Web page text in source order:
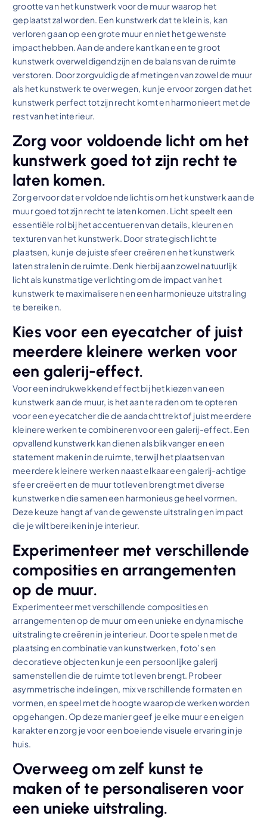
grootte van het kunstwerk voor de muur waarop het
geplaatst zal worden. Een kunstwerk dat te klein is, kan
verloren gaan op een grote muur en niet het gewenste
impact hebben. Aan de andere kant kan een te groot
kunstwerk overweldigend zijn en de balans van de ruimte
verstoren. Door zorgvuldig de afmetingen van zowel de muur
als het kunstwerk te overwegen, kun je ervoor zorgen dat het
kunstwerk perfect tot zijn recht komt en harmonieert met de
rest van het interieur.
Zorg voor voldoende licht om het
kunstwerk goed tot zijn recht te
laten komen.
Zorg ervoor dat er voldoende licht is om het kunstwerk aan de
muur goed tot zijn recht te laten komen. Licht speelt een
essentiële rol bij het accentueren van details, kleuren en
texturen van het kunstwerk. Door strategisch licht te
plaatsen, kun je de juiste sfeer creëren en het kunstwerk
laten stralen in de ruimte. Denk hierbij aan zowel natuurlijk
licht als kunstmatige verlichting om de impact van het
kunstwerk te maximaliseren en een harmonieuze uitstraling
te bereiken.
Kies voor een eyecatcher of juist
meerdere kleinere werken voor
een galerij-effect.
Voor een indrukwekkend effect bij het kiezen van een
kunstwerk aan de muur, is het aan te raden om te opteren
voor een eyecatcher die de aandacht trekt of juist meerdere
kleinere werken te combineren voor een galerij-effect. Een
opvallend kunstwerk kan dienen als blikvanger en een
statement maken in de ruimte, terwijl het plaatsen van
meerdere kleinere werken naast elkaar een galerij-achtige
sfeer creëert en de muur tot leven brengt met diverse
kunstwerken die samen een harmonieus geheel vormen.
Deze keuze hangt af van de gewenste uitstraling en impact
die je wilt bereiken in je interieur.
Experimenteer met verschillende
composities en arrangementen
op de muur.
Experimenteer met verschillende composities en
arrangementen op de muur om een unieke en dynamische
uitstraling te creëren in je interieur. Door te spelen met de
plaatsing en combinatie van kunstwerken, foto’s en
decoratieve objecten kun je een persoonlijke galerij
samenstellen die de ruimte tot leven brengt. Probeer
asymmetrische indelingen, mix verschillende formaten en
vormen, en speel met de hoogte waarop de werken worden
opgehangen. Op deze manier geef je elke muur een eigen
karakter en zorg je voor een boeiende visuele ervaring in je
huis.
Overweeg om zelf kunst te
maken of te personaliseren voor
een unieke uitstraling.